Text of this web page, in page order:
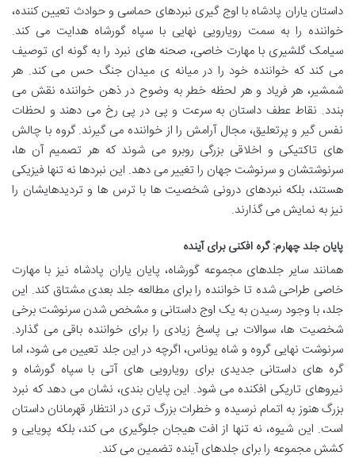
داستان یاران پادشاه با اوج گیری نبردهای حماسی و حوادث تعیین کننده،
خواننده را به سمت رویارویی نهایی با سپاه گورشاه هدایت می کند.
سیامک گلشیری با مهارت خاصی، صحنه های نبرد را به گونه ای توصیف
می کند که خواننده خود را در میانه ی میدان جنگ حس می کند. هر
شمشیر، هر فریاد و هر لحظه خطر به وضوح در ذهن خواننده نقش می
بندد. نقاط عطف داستان به سرعت و پی در پی رخ می دهند و لحظات
نفس گیر و پرتعلیق، مجال آرامش را از خواننده می گیرند. گروه با چالش
های تاکتیکی و اخلاقی بزرگی روبرو می شوند که هر تصمیم آن ها،
سرنوشتشان و سرنوشت جهان را تغییر می دهد. این نبردها نه تنها فیزیکی
هستند، بلکه نبردهای درونی شخصیت ها با ترس ها و تردیدهایشان را
نیز به نمایش می گذارند.
پایان جلد چهارم: گره افکنی برای آینده
همانند سایر جلدهای مجموعه گورشاه، پایان یاران پادشاه نیز با مهارت
خاصی طراحی شده تا خواننده را برای مطالعه جلد بعدی مشتاق کند. این
جلد، با وجود رسیدن به یک اوج داستانی و مشخص شدن سرنوشت برخی
شخصیت ها، سوالات بی پاسخ زیادی را برای خواننده باقی می گذارد.
سرنوشت نهایی گروه و شاه یوناس، اگرچه در این جلد تعیین می شود، اما
گره های داستانی جدیدی برای رویارویی های آتی با سپاه گورشاه و
نیروهای تاریکی افکنده می شود. این پایان بندی، نشان می دهد که نبرد
بزرگ هنوز به اتمام نرسیده و خطرات بزرگ تری در انتظار قهرمانان داستان
است. این شیوه، نه تنها از افت هیجان جلوگیری می کند، بلکه پویایی و
کشش مجموعه را برای جلدهای آینده تضمین می کند.